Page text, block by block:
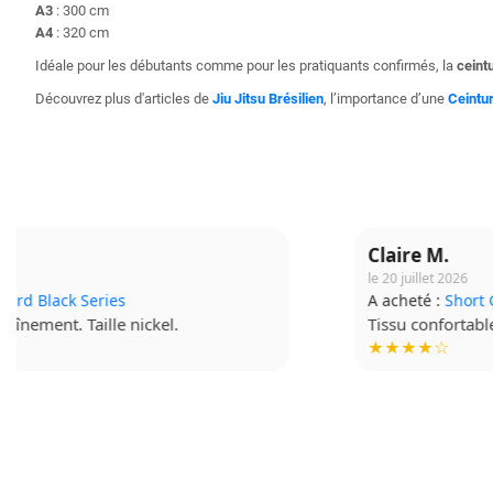
A3 : 300 cm
A4 : 320 cm
Idéale pour les débutants comme pour les pratiquants confirmés, la
Découvrez plus d'articles de Jiu Jitsu Brésilien, l’importance d’une
A acheté :Short Grappling V2
Tissu confortable, je le mets à chaque séance.